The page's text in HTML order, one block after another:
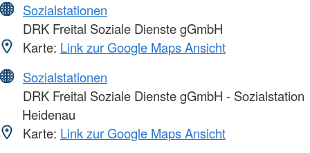
Sozialstationen
DRK Freital Soziale Dienste gGmbH
Karte: Link zur Google Maps Ansicht
Sozialstationen
DRK Freital Soziale Dienste gGmbH - Sozialstation
Heidenau
Karte: Link zur Google Maps Ansicht